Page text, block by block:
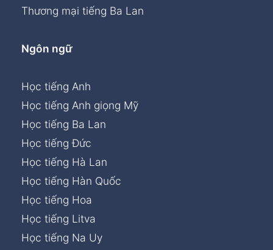
Thương mại tiếng Ba Lan
Ngôn ngữ
Học tiếng Anh
Học tiếng Anh giọng Mỹ
Học tiếng Ba Lan
Học tiếng Đức
Học tiếng Hà Lan
Học tiếng Hàn Quốc
Học tiếng Hoa
Học tiếng Litva
Học tiếng Na Uy